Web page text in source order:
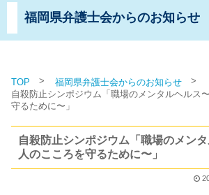
福岡県弁護士会からのお知らせ
TOP > 福岡県弁護士会からのお知らせ >
自殺防止シンポジウム「職場のメンタルヘルス
守るために〜」
自殺防止シンポジウム「職場のメン
人のこころを守るために〜」